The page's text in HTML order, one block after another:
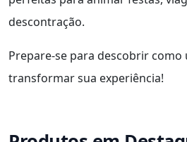
descontração.
Prepare-se para descobrir
transformar sua experiência!